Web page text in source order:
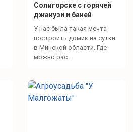
Солигорске с горячей
джакузи и баней
У нас была такая мечта
построить домик на сутки
в Минской области. Где
можно рас...